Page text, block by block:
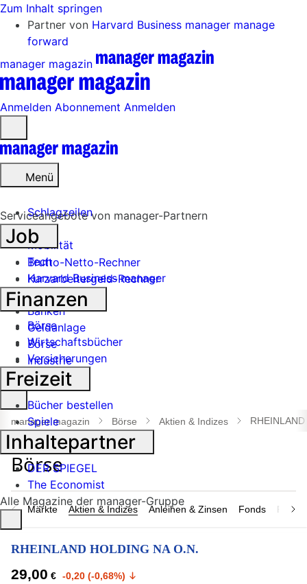
Zum Inhalt springen
Partner von Harvard Business manager manage
forward
manager magazin
Anmelden Abonnement Anmelden
öffnen
Menü
Schlagzeilen
Mobilität
Tech
Harvard Business manager
Handel
Banken
Geldanlage
Börse
Industrie
Suche
öffnen
manager magazin Börse Aktien & Indizes
Märkte Aktien & Indizes Anleihen & Zinsen Fonds
RHEINLAND HOLDING NA O.N.
29,00 € -0,20 (-0,68%)
Serviceangebote von manager-Partnern
Job
Brutto-Netto-Rechner
Kurzarbeitergeld-Rechner
Finanzen
Börse
Wirtschaftsbücher
Versicherungen
Freizeit
Bücher bestellen
Spiele
Inhaltepartner
DER SPIEGEL
The Economist
Alle Magazine der manager-Gruppe